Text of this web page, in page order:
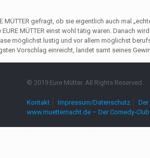
MÜTTER gefragt, ob sie eigentlich auch mal
EURE MÜTTER einst wohl tätig waren. Danach
möglichst lustig und vor allem möglichst
Vorschlag einreicht, landet samt seines
© 2019 Eure Mütter. All Rights Reserved.
Kontakt Impressum/Datenschutz
www.muetternacht.de – Der Comedy-Club